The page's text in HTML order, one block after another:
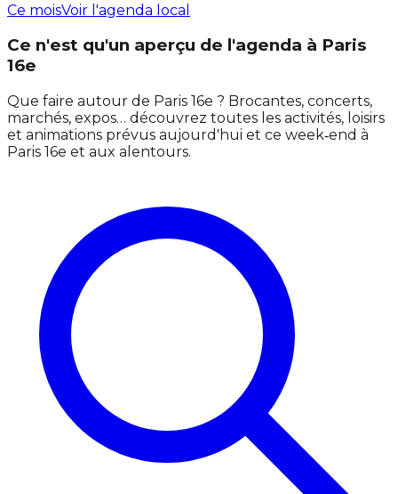
Ce moisVoir l'agenda local
Ce n'est qu'un aperçu de l'agenda à Paris
16e
Que faire autour de Paris 16e ? Brocantes, concerts,
marchés, expos… découvrez toutes les activités, loisirs
et animations prévus aujourd'hui et ce week‑end à
Paris 16e et aux alentours.